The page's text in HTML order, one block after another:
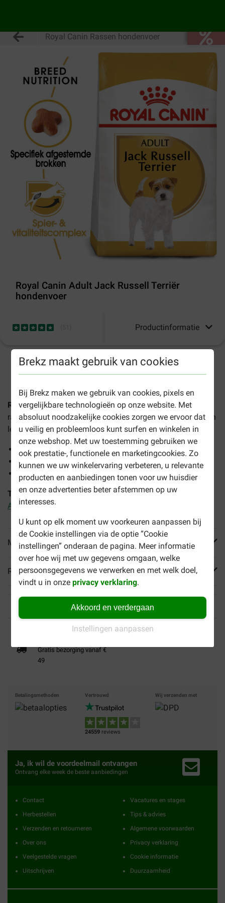
Brekz maakt gebruik van cookies
Bij Brekz maken we gebruik van cookies, pixels en
vergelijkbare technologieën op onze website. Met
absoluut noodzakelijke cookies zorgen we ervoor dat
u veilig en probleemloos kunt surfen en winkelen in
onze webshop. Met uw toestemming gebruiken we
ook prestatie-, functionele en marketingcookies. Zo
kunnen we uw winkelervaring verbeteren, u relevante
producten en aanbiedingen tonen voor uw huisdier
en onze advertenties beter afstemmen op uw
interesses.
U kunt op elk moment uw voorkeuren aanpassen bij
de Cookie instellingen via de optie “Cookie
instellingen” onderaan de pagina. Meer informatie
over hoe wij met uw gegevens omgaan, welke
persoonsgegevens we verwerken en met welk doel,
vindt u in onzeprivacy verklaring.
Akkoord en verdergaan
Instellingen aanpassen
Royal Canin Rassen hondenvoer
Royal Canin Adult Jack Russell Terriër
hondenvoer
Productinformatie
1-3 werkdagen levertijd, tenzij anders aangegeven
Royal Canin Adult Jack Russell Terriër hondenvoeris
rasspecifieke hondenvoeding voor Jack Russells vanaf een
leeftijd van 10 maanden.
Ondersteunt huid en vacht
Helpt tandsteen verminderen
Bevordert spieropbouw
Tip:Combineer dit droogvoer met o.a.Royal Canin Mini
Adult natvoer hond
Meer informatie
Reviews
Tot 40% goedkoper
Gratis bezorging vanaf €
49
Betalingsmethoden Vertrouwd
24559 reviews
Wij verzenden met
Ja, ik wil de voordeelmail ontvangen
Ontvang elke week de beste aanbiedingen
Contact
Herbestellen
Verzenden en retourneren
Over ons
Veelgestelde vragen
Uitschrijven
Vacatures en stages
Tips & advies
Algemene voorwaarden
Privacy verklaring
Cookie informatie
Duurzaamheid